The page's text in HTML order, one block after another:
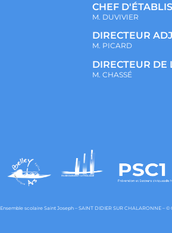
CHEF
M. DUVIVIER
DIRECTEUR
M. PICARD
DIRECTEUR DE
M. CHASSÉ
Ensemble scolaire Saint Joseph – SAINT DIDIER SUR CHALARONNE –